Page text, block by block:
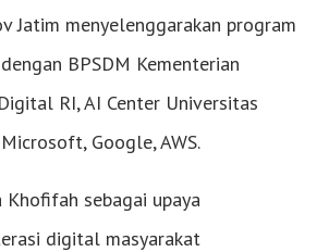
Jatim menyelenggarakan program
BPSDM Kementerian
RI, AI Center Universitas
Google, AWS.
Khofifah sebagai upaya
digital masyarakat